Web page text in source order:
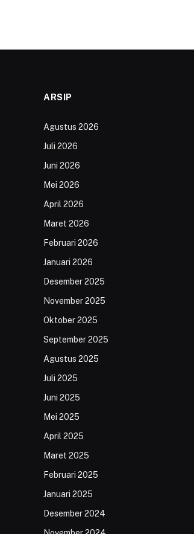
ARSIP
Agustus 2026
Juli 2026
Juni 2026
Mei 2026
April 2026
Maret 2026
Februari 2026
Januari 2026
Desember 2025
November 2025
Oktober 2025
September 2025
Agustus 2025
Juli 2025
Juni 2025
Mei 2025
April 2025
Maret 2025
Februari 2025
Januari 2025
Desember 2024